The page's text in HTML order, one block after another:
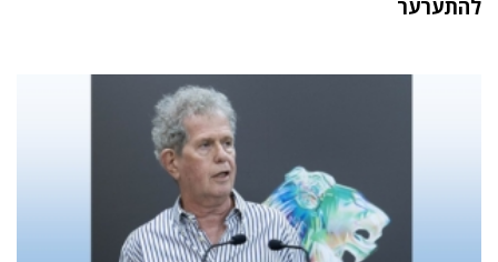
להתערער